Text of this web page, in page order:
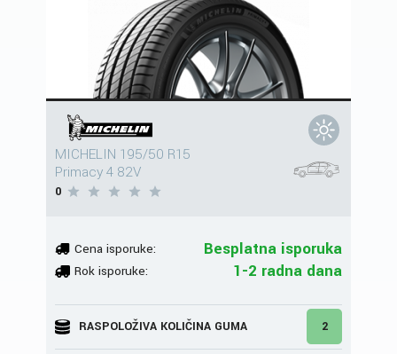
MICHELIN 195/50 R15
Primacy 4 82V
0
Cena isporuke: Besplatna isporuka
Rok isporuke: 1-2 radna dana
RASPOLOŽIVA KOLIČINA GUMA 2